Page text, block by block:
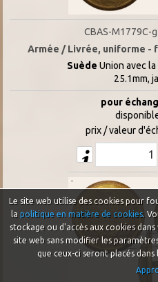
CBAS-M1779C-
Armée / Livrée, uniforme -
Suède Union avec
25.1mm,
pour
prix / valeur
Le site web utilise des cookies pour
la politique en matière de cookies.
stockage ou d'accès aux cookies
site web sans modifier les
que ceux-ci seront placés